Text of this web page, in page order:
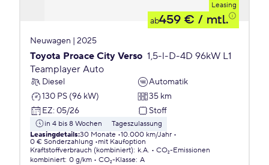
Leasing
ab459 € / mtl.
Neuwagen | 2025
Toyota Proace City Verso 1,5-l-D-4D 96kW L1
Teamplayer Auto
Diesel
Automatik
130 PS (96 kW)
35 km
EZ: 05/26 Stoff
in 4 bis 8 Wochen
Tageszulassung
Leasingdetails:30 Monate 10.000 km/Jahr
0 € Sonderzahlung
mit Kaufoption
Kraftstoffverbrauch (kombiniert): k.A.
CO₂-Emissionen
kombiniert: 0 g/km CO₂-Klasse: A